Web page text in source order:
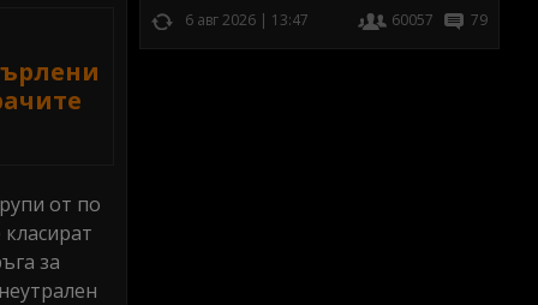
от по
за
6 авг 2026 | 13:47 60057 79